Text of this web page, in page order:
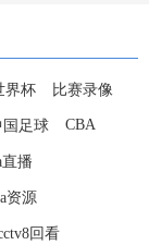
界杯 比赛录像
国足球 CBA
直播
资源
回看